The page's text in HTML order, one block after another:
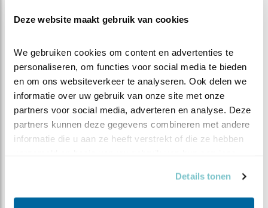
Deze website maakt gebruik van cookies
We gebruiken cookies om content en advertenties te
personaliseren, om functies voor social media te bieden
en om ons websiteverkeer te analyseren. Ook delen we
informatie over uw gebruik van onze site met onze
partners voor social media, adverteren en analyse. Deze
partners kunnen deze gegevens combineren met andere
informatie die u aan ze heeft verstrekt of die ze hebben
Details tonen